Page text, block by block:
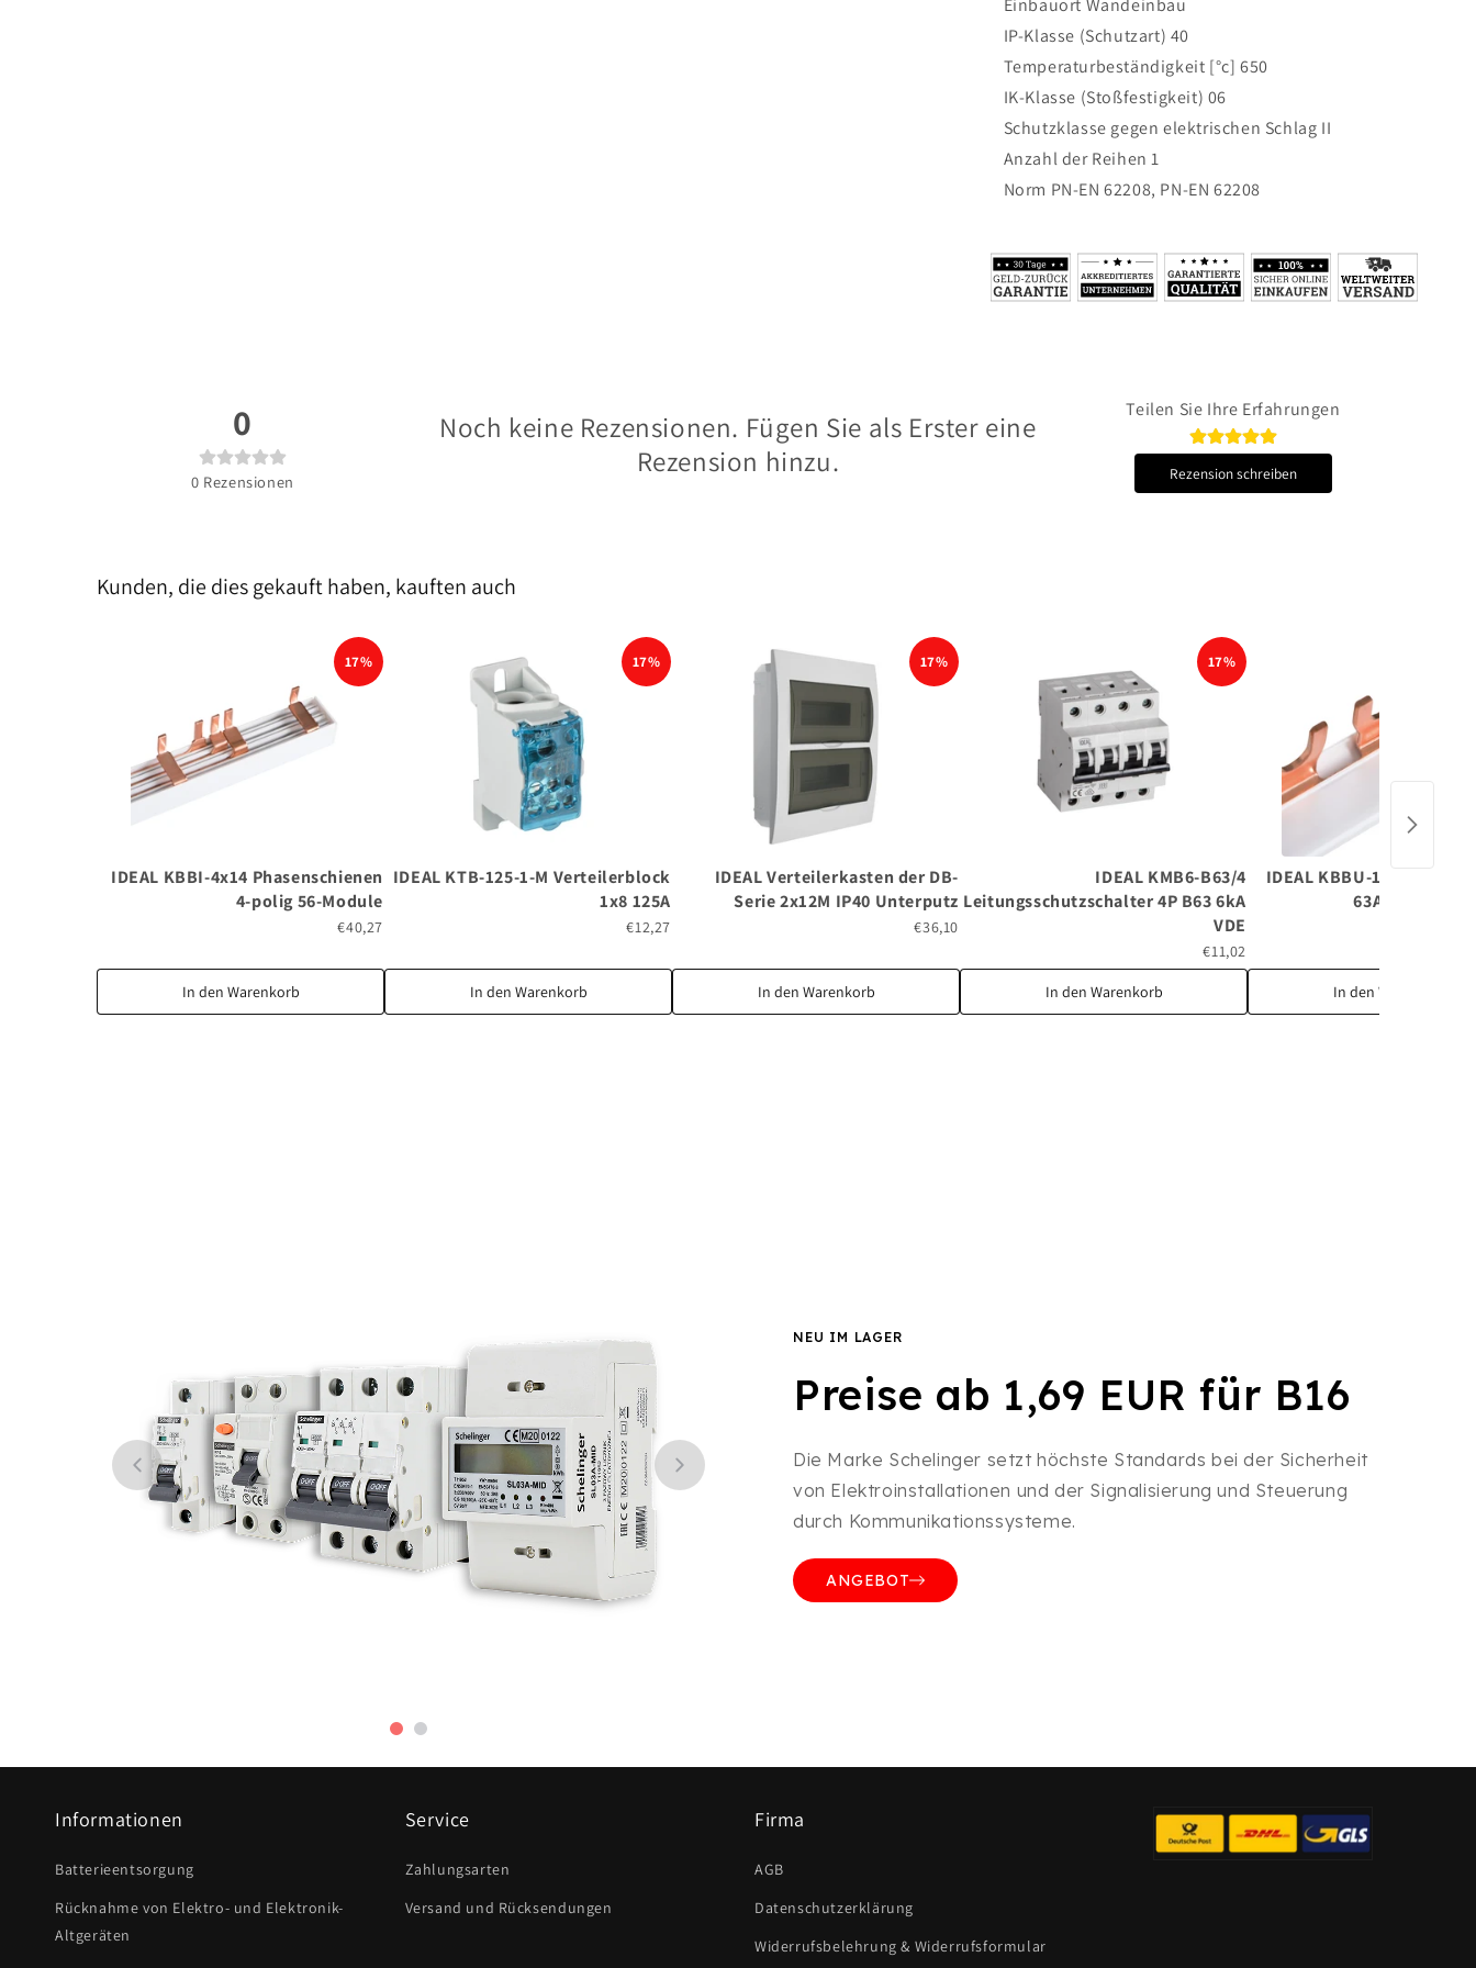
Einbauort Wandeinbau
IP-Klasse (Schutzart) 40
Temperaturbeständigkeit [°c] 650
IK-Klasse (Stoßfestigkeit) 06
Schutzklasse gegen elektrischen Schlag II
Anzahl der Reihen 1
Norm PN-EN 62208, PN-EN 62208
0
0 Rezensionen
Noch keine Rezensionen. Fügen Sie als Erster eine
Rezension hinzu.
Teilen Sie Ihre Erfahrungen
Rezension schreiben
Kunden, die dies gekauft haben, kauften auch
17%
IDEAL KBBI-4x14 Phasenschienen
4-polig 56-Module
€40,27
In den Warenkorb
17%
IDEAL KTB-125-1-M Verteilerblock
1x8 125A
€12,27
In den Warenkorb
17%
IDEAL Verteilerkasten der DB-
Serie 2x12M IP40 Unterputz
€36,10
In den Warenkorb
17%
IDEAL KMB6-B63/4
Leitungsschutzschalter 4P B63 6kA
VDE
€11,02
In den Warenkorb
IDEAL KBBU-1x12
63A 1-polig
In den Warenkorb
NEU IM LAGER
Preise ab 1,69 EUR für B16
Die Marke Schelinger setzt höchste Standards bei der Sicherheit
von Elektroinstallationen und der Signalisierung und Steuerung
durch Kommunikationssysteme.
ANGEBOT
Informationen
Batterieentsorgung
Rücknahme von Elektro- und Elektronik-
Altgeräten
Service
Zahlungsarten
Versand und Rücksendungen
Firma
AGB
Datenschutzerklärung
Widerrufsbelehrung & Widerrufsformular